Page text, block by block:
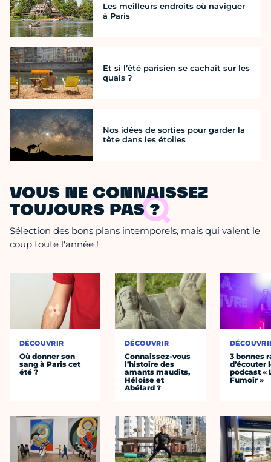
Les meilleurs endroits où naviguer
à Paris
Et si l’été parisien se cachait sur les
quais ?
Nos idées de sorties pour garder la
tête dans les étoiles
VOUS NE CONNAISSEZ
TOUJOURS PAS ?
Sélection des bons plans intemporels, mais qui valent le
coup toute l'année !
DÉCOUVRIR
Où donner son
sang à Paris cet
été ?
DÉCOUVRIR
Connaissez-vous
l’histoire des
amants maudits,
Héloïse et
Abélard ?
3 bonnes
d’écouter
podcast «
Fumoir »